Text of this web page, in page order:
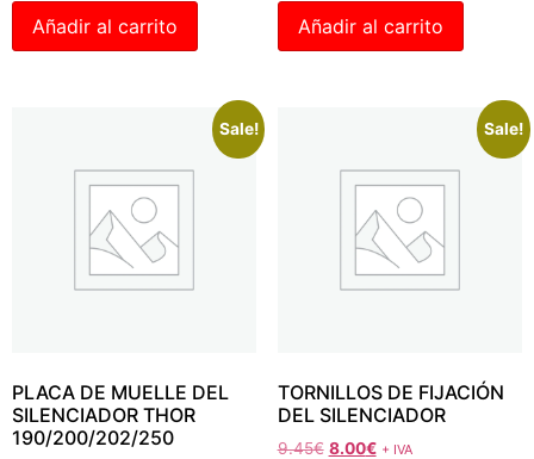
Añadir al carrito Añadir al carrito
Sale!
PLACA DE MUELLE DEL
SILENCIADOR THOR
190/200/202/250
Sale!
TORNILLOS DE FIJACIÓN
DEL SILENCIADOR
9.45€ 8.00€ + IVA